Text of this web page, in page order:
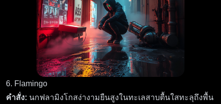
6. Flamingo
คำสั่ง: นกฟลามิงโกสง่างามยืนสูงในทะเลสาบตื้นใสทะลุถึงพื้น